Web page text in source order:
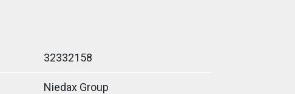
32332158
Niedax Group